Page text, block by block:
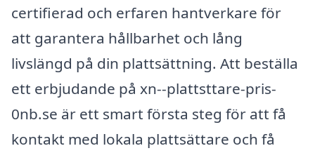
certifierad och erfaren hantverkare för
att garantera hållbarhet och lång
livslängd på din plattsättning. Att beställa
ett erbjudande på xn--plattsttare-pris-
0nb.se är ett smart första steg för att få
kontakt med lokala plattsättare och få